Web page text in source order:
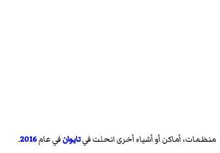
منظمات، أماكن أو أشياء أخرى انحلت فيتايوانفي عام2016
.